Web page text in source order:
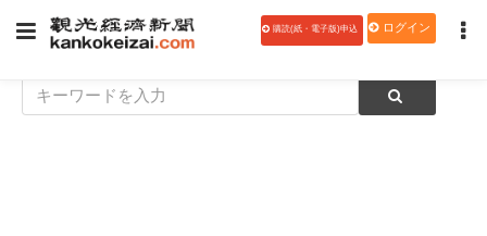
購読(紙・電子版)申込 ログイン